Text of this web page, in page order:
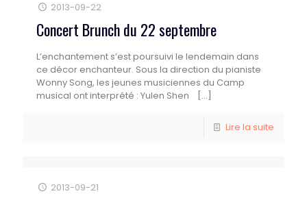
2013-09-22
Concert Brunch du 22 septembre
L’enchantement s’est poursuivi le lendemain dans
ce décor enchanteur. Sous la direction du pianiste
Wonny Song, les jeunes musiciennes du Camp
musical ont interprété : Yulen Shen
[…]
Lire la suite
2013-09-21